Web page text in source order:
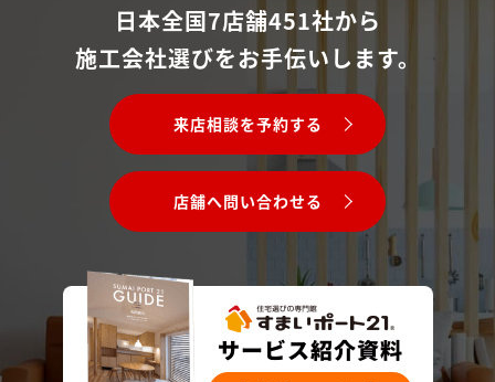
日本全国7店舗451社から
施工会社選びをお手伝いします。
来店相談を予約する
店舗へ問い合わせる